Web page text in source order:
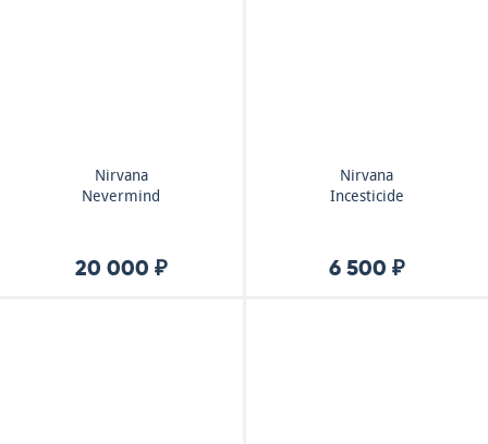
Nirvana
Nevermind
20 000 ₽
Nirvana
Incesticide
6 500 ₽